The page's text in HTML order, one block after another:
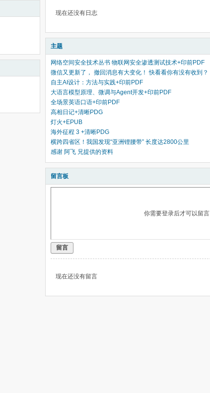
现在还没有日志
主题
网络空间安全技术丛书 物联网安全渗透测试技术+印前PDF
微信又更新了， 撤回消息有大变化！ 快看看你有没有收到？
自主AI设计：方法与实践+印前PDF
大语言模型原理、微调与Agent开发+印前PDF
全场景英语口语+印前PDF
高相日记+清晰PDG
灯火+EPUB
海外征程 3 +清晰PDG
横跨四省区！我国发现“亚洲锂腰带” 长度达2800公里
感谢 阿飞 兄提供的资料
留言板
你需要登录后才可以留言
留言
现在还没有留言